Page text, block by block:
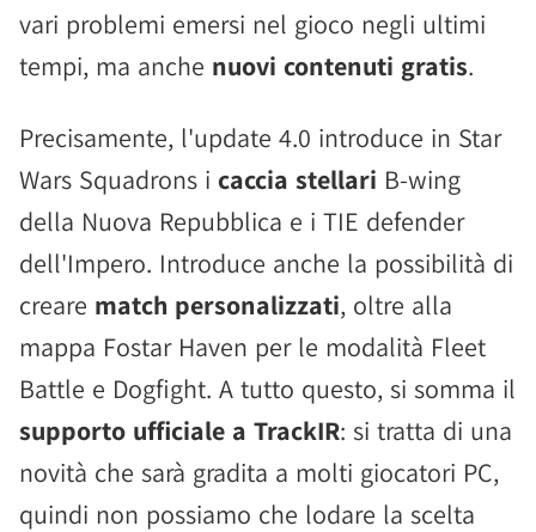
vari problemi emersi nel gioco negli ultimi
tempi, ma anche nuovi contenuti gratis.
Precisamente, l'update 4.0 introduce in Star
Wars Squadrons i caccia stellari B-wing
della Nuova Repubblica e i TIE defender
dell'Impero. Introduce anche la possibilità di
creare match personalizzati, oltre alla
mappa Fostar Haven per le modalità Fleet
Battle e Dogfight. A tutto questo, si somma il
supporto ufficiale a TrackIR: si tratta di una
novità che sarà gradita a molti giocatori PC,
quindi non possiamo che lodare la scelta